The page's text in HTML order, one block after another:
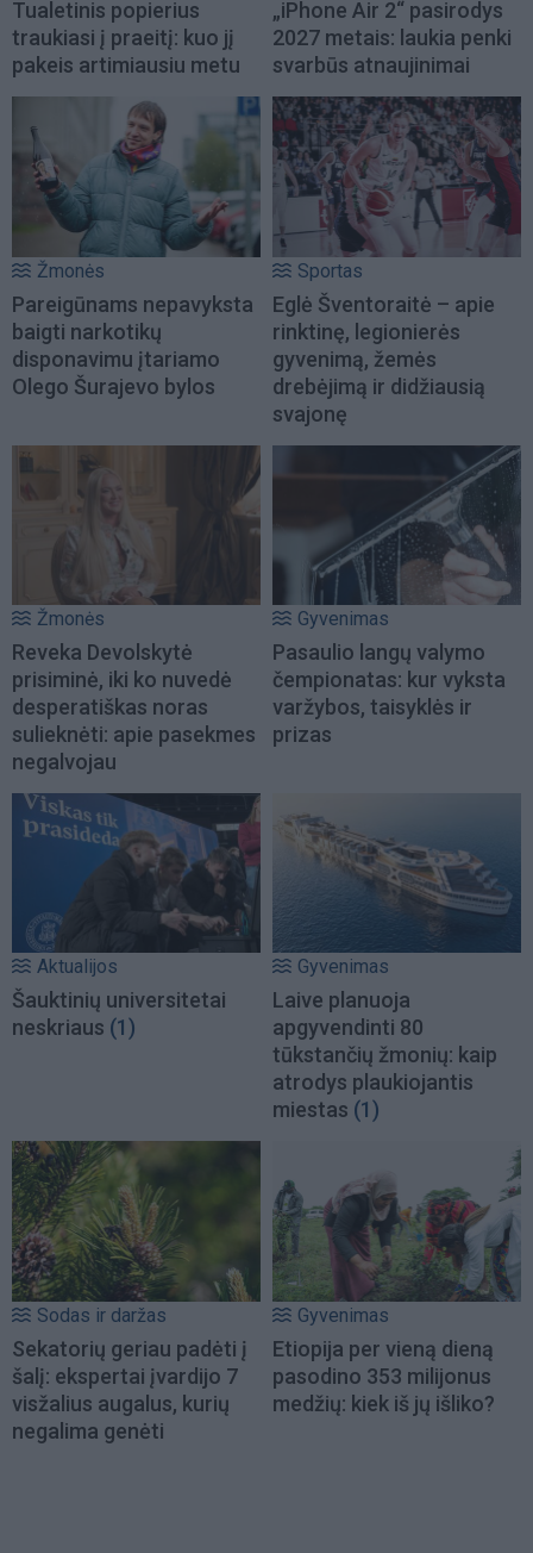
Tualetinis popierius
traukiasi į praeitį: kuo jį
pakeis artimiausiu metu
„iPhone Air 2“ pasirodys
2027 metais: laukia penki
svarbūs atnaujinimai
Žmonės
Pareigūnams nepavyksta
baigti narkotikų
disponavimu įtariamo
Olego Šurajevo bylos
Sportas
Eglė Šventoraitė – apie
rinktinę, legionierės
gyvenimą, žemės
drebėjimą ir didžiausią
svajonę
Žmonės
Reveka Devolskytė
prisiminė, iki ko nuvedė
desperatiškas noras
sulieknėti: apie pasekmes
negalvojau
Gyvenimas
Pasaulio langų valymo
čempionatas: kur vyksta
varžybos, taisyklės ir
prizas
Aktualijos
Šauktinių universitetai
neskriaus (1)
Gyvenimas
Laive planuoja
apgyvendinti 80
tūkstančių žmonių: kaip
atrodys plaukiojantis
miestas (1)
Sodas ir daržas
Sekatorių geriau padėti į
šalį: ekspertai įvardijo 7
visžalius augalus, kurių
negalima genėti
Gyvenimas
Etiopija per vieną dieną
pasodino 353 milijonus
medžių: kiek iš jų išliko?